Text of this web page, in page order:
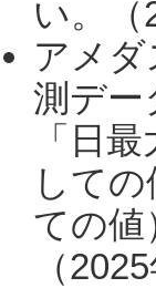
い。（
アメ
測デー
「日
して
ての値
（